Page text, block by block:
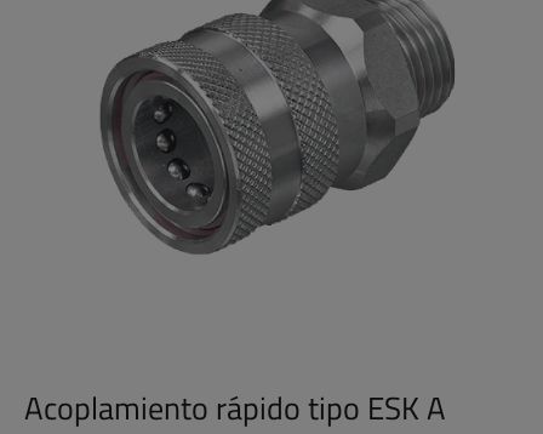
Acoplamiento rápido tipo ESK A